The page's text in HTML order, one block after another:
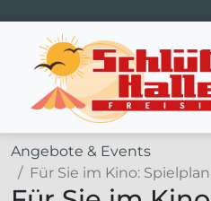
Hauptnavigation
Angebote & Events
Für Sie im Kino: Spielplan